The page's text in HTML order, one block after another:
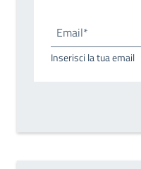
Email*
Inserisci la tua email